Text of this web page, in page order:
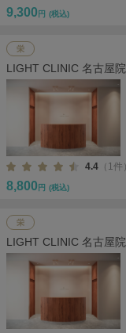
9,300 円 (税込)
栄
LIGHT CLINIC 名古屋
4.4 （1件）
8,800 円 (税込)
栄
LIGHT CLINIC 名古屋